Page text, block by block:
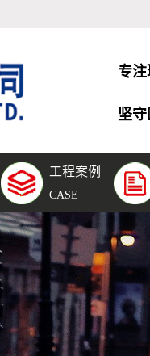
专
坚
工程案例
CASE
工程案例
团队风采
车间设备
公司
行业
技术